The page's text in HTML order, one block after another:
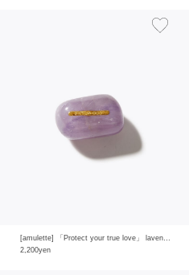
[amulette] 「Protect your true love」 lavender amethyst
2,200yen